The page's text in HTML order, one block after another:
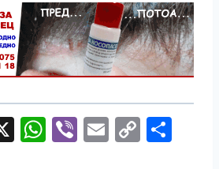
X W Vi E C